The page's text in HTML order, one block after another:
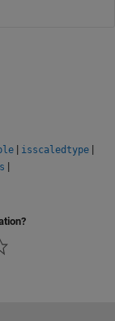
| isscaledtype |
|